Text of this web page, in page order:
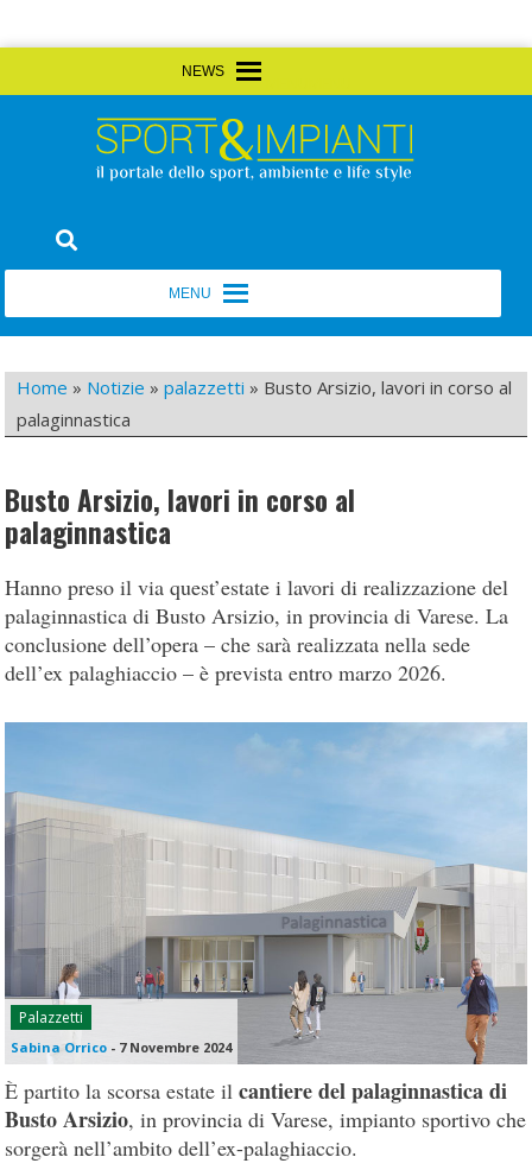
to
Sport&Impianti
Home » Notizie »palazzetti » Busto Arsizio, lavori in corso al
palaginnastica
Busto Arsizio, lavori in corso al
palaginnastica
Hanno preso il via quest’estate i lavori di realizzazione del
palaginnastica di Busto Arsizio, in provincia di Varese. La
conclusione dell’opera – che sarà realizzata nella sede
dell’ex palaghiaccio – è prevista entro marzo 2026.
Palazzetti
Sabina Orrico - 7 Novembre 2024
È partito la scorsa estate ilcantiere del palaginnastica di
Busto Arsizio, in provincia di Varese, impianto sportivo che
sorgerà nell’ambito dell’ex-palaghiaccio.